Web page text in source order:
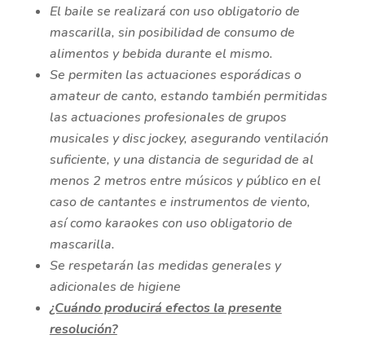
El baile se realizará con uso obligatorio de
mascarilla, sin posibilidad de consumo de
alimentos y bebida durante el mismo.
Se permiten las actuaciones esporádicas o
amateur de canto, estando también permitidas
las actuaciones profesionales de grupos
musicales y disc jockey, asegurando ventilación
suficiente, y una distancia de seguridad de al
menos 2 metros entre músicos y público en el
caso de cantantes e instrumentos de viento,
así como karaokes con uso obligatorio de
mascarilla.
Se respetarán las medidas generales y
adicionales de higiene
¿Cuándo producirá efectos la presente
resolución?